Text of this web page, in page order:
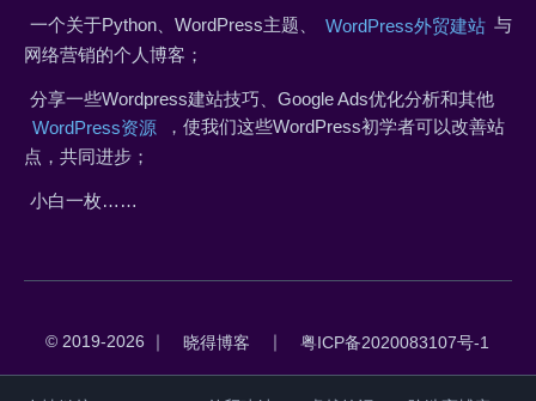
一个关于Python、WordPress主题、 WordPress外贸建站 与
网络营销的个人博客；
分享一些Wordpress建站技巧、Google Ads优化分析和其他
WordPress资源
，使我们这些WordPress初学者可以改善站
点，共同进步；
小白一枚……
© 2019-2026 ｜ 晓得博客 粤ICP备2020083107号-1